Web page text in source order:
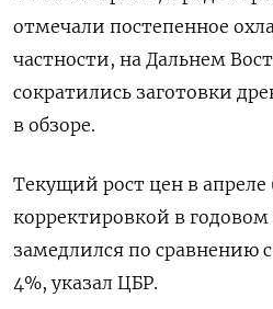
отмечали постепенное
частности, ​на Дальнем
сократились заготовки
в обзоре.
Текущий рост ​цен в апреле
корректировкой в
замедлился по сравнению
4%, указал ЦБР.